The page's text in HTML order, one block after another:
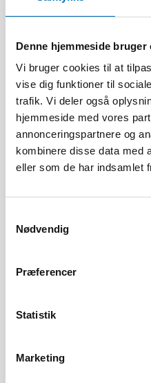
Denne hjemmeside bruger
Vi bruger cookies til at
vise dig funktioner til
trafik. Vi deler også
hjemmeside med vores
annonceringspartnere og
kombinere disse data med
eller som de har indsamlet
Nødvendig
Præferencer
Statistik
Marketing
30 NOV